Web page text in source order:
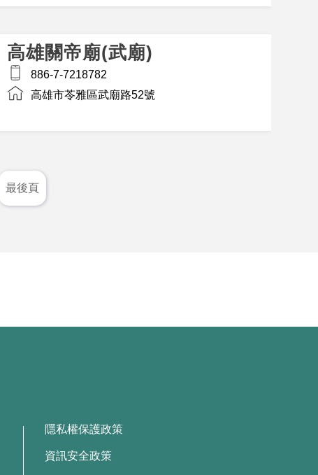
高雄關帝廟(武廟)
886-7-7218782
高雄市苓雅區武廟路52號
最後頁
隱私權保護政策
資訊安全政策